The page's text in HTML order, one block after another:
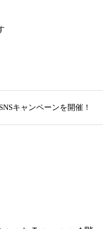
キャンペーンを開催！